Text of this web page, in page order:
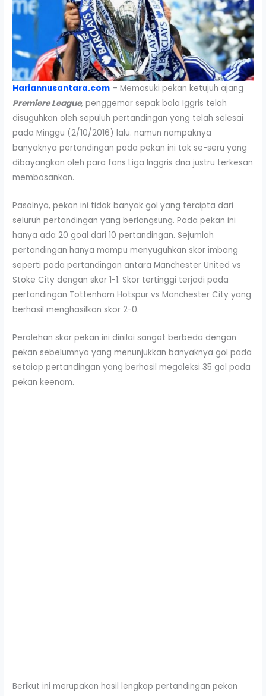
Hariannusantara.com – Memasuki pekan ketujuh ajang
Premiere League, penggemar sepak bola Iggris telah
disuguhkan oleh sepuluh pertandingan yang telah selesai
pada Minggu (2/10/2016) lalu. namun nampaknya
banyaknya pertandingan pada pekan ini tak se-seru yang
dibayangkan oleh para fans Liga Inggris dna justru terkesan
membosankan.
Pasalnya, pekan ini tidak banyak gol yang tercipta dari
seluruh pertandingan yang berlangsung. Pada pekan ini
hanya ada 20 goal dari 10 pertandingan. Sejumlah
pertandingan hanya mampu menyuguhkan skor imbang
seperti pada pertandingan antara Manchester United vs
Stoke City dengan skor 1-1. Skor tertinggi terjadi pada
pertandingan Tottenham Hotspur vs Manchester City yang
berhasil menghasilkan skor 2-0.
Perolehan skor pekan ini dinilai sangat berbeda dengan
pekan sebelumnya yang menunjukkan banyaknya gol pada
setaiap pertandingan yang berhasil megoleksi 35 gol pada
pekan keenam.
Berikut ini merupakan hasil lengkap pertandingan pekan